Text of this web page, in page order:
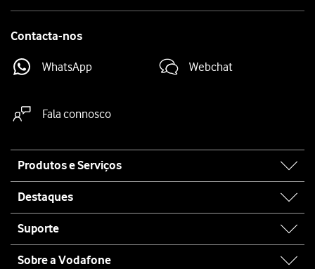
Contacta-nos
WhatsApp Webchat
Fala connosco
map
Produtos e Serviços
Destaques
Suporte
Sobre a Vodafone